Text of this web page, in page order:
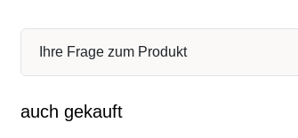
Ihre Frage zum Produkt
auch gekauft